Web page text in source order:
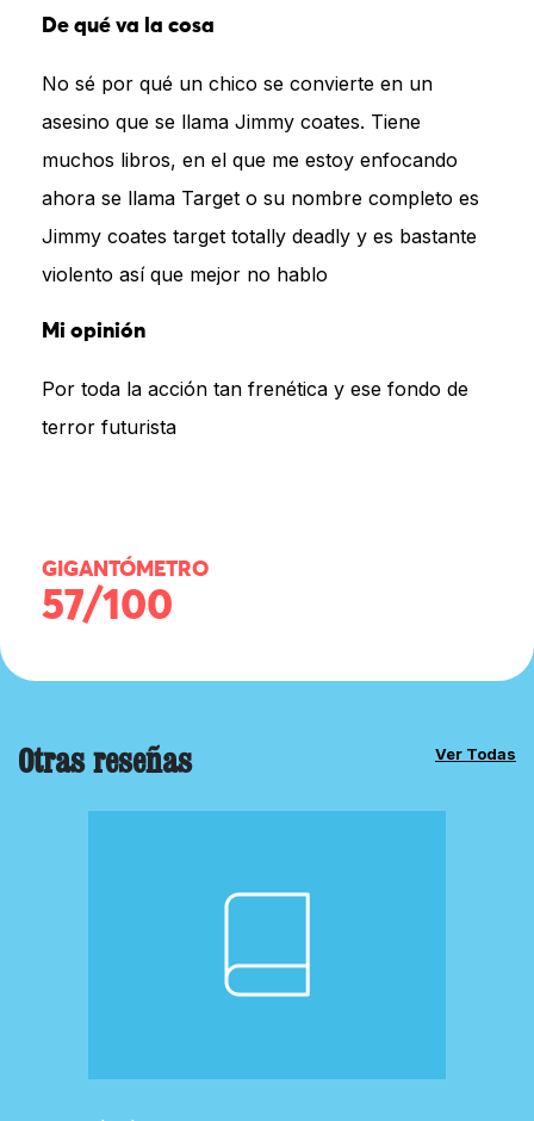
De qué va la cosa
No sé por qué un chico se convierte en un
asesino que se llama Jimmy coates. Tiene
muchos libros, en el que me estoy enfocando
ahora se llama Target o su nombre completo es
Jimmy coates target totally deadly y es bastante
violento así que mejor no hablo
Mi opinión
Por toda la acción tan frenética y ese fondo de
terror futurista
GIGANTÓMETRO
57/100
Otras reseñas Ver Todas